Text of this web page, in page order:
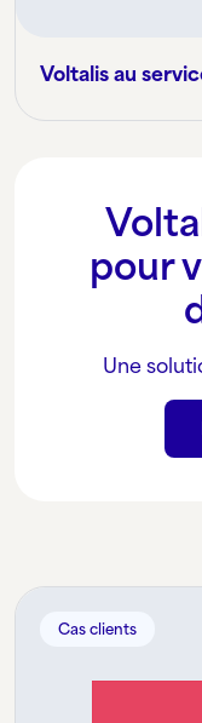
Voltalis au
pour
Une
Cas clients